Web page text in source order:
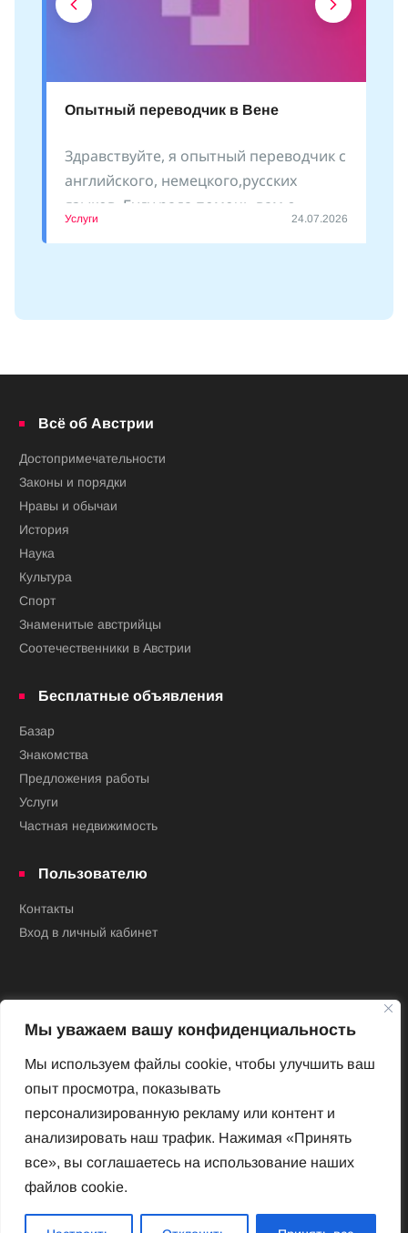
Мы уважаем вашу конфиденциальность
Мы используем файлы cookie, чтобы улучшить ваш
опыт просмотра, показывать
персонализированную рекламу или контент и
анализировать наш трафик. Нажимая «Принять
все», вы соглашаетесь на использование наших
файлов cookie.
Опытный переводчик в Вене
Здравствуйте, я опытный переводчик с
английского, немецкого,русских
языков. Буду рада помочь вам с
оформлением документов, сопровожу
Услуги 24.07.2026
Всё об Австрии
Достопримечательности
Законы и порядки
Нравы и обычаи
История
Наука
Культура
Спорт
Знаменитые австрийцы
Соотечественники в Австрии
Бесплатные объявления
Базар
Знакомства
Предложения работы
Услуги
Частная недвижимость
Пользователю
Контакты
Вход в личный кабинет
Новый Венский журнал
Архив номеров
Impressum
Новый Венский журнал